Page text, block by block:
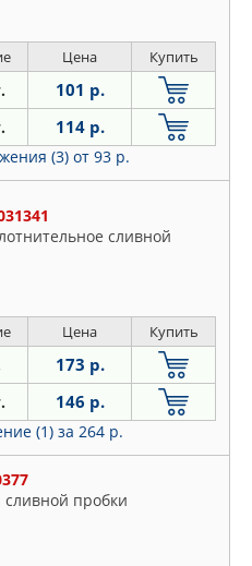
Цена Купить
101 р.
114 р.
(3) от 93 р.
сливной
Цена Купить
173 р.
146 р.
(1) за 264 р.
сливной пробки